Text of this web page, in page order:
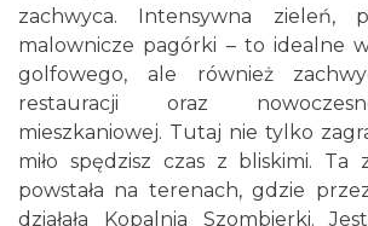
zachwyca. Intensywna zieleń,
malownicze pagórki – to idealne
golfowego, ale również
restauracji oraz
mieszkaniowej. Tutaj nie tylko
miło spędzisz czas z bliskimi. Ta
powstała na terenach, gdzie
działała Kopalnia Szombierki.